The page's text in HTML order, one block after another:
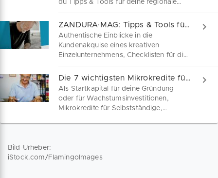
du Tipps & Tools für deine regionale
Kundengewinnung. Jetzt kostenfrei
herunterladen!
ZANDURA∙MAG: Tipps & Tools für deinen Kundenaufbau
Authentische Einblicke in die
Kundenakquise eines kreativen
Einzelunternehmens, Checklisten für die
professionelle Außendarstellung auf
deiner Website & praktische Tipps für
kleine Wachstumsunternehmen:
Entdecke unser Whitepaper zum
Schwerpunkt Kundengewinnung – hier
Die 7 wichtigsten Mikrokredite für Selbstständige
Als Startkapital für deine Gründung
oder für Wachstumsinvestitionen,
Mikrokredite für Selbstständige,
Deutschland.
Bild-Urheber:
iStock.com/FlamingoImages